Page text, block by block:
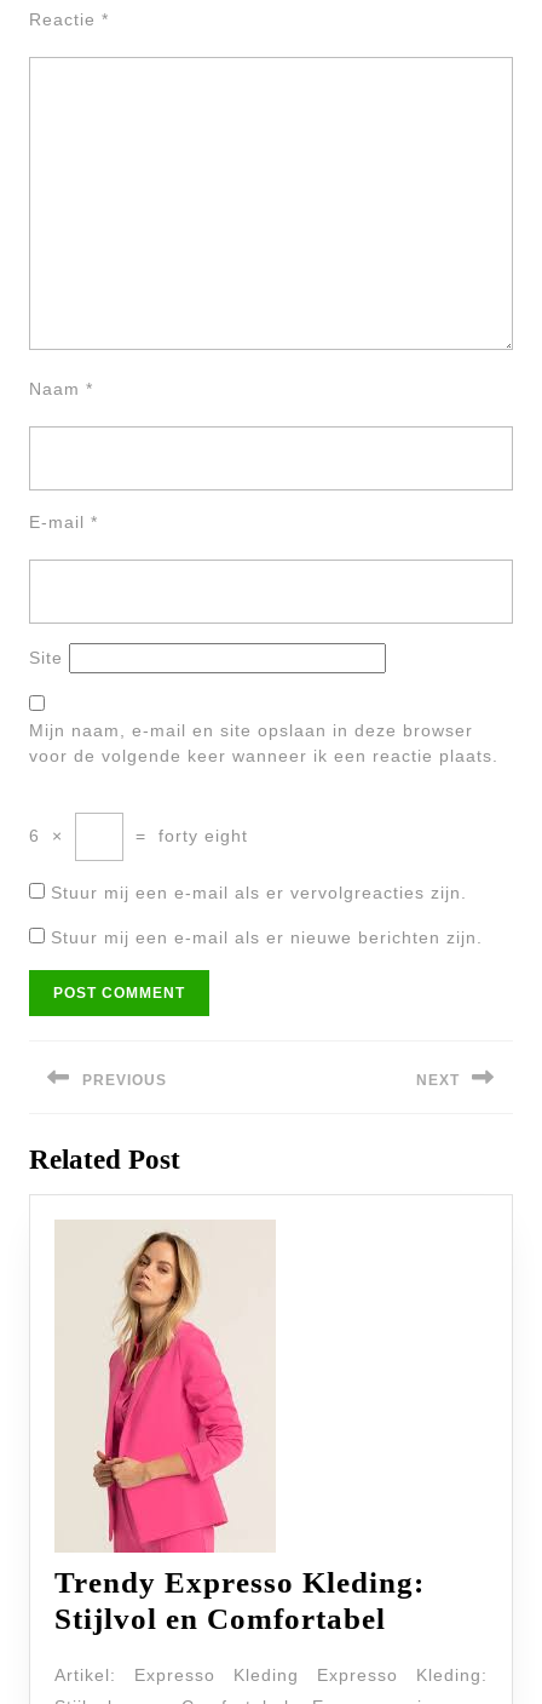
Reactie *
Naam *
E-mail *
Site
Mijn naam, e-mail en site opslaan in deze browser
voor de volgende keer wanneer ik een reactie plaats.
6 × = forty eight
Stuur mij een e-mail als er vervolgreacties zijn.
Stuur mij een e-mail als er nieuwe berichten zijn.
navigatie
PREVIOUS
post:
NEXT
Related Post
Trendy Expresso Kleding:
Stijlvol en Comfortabel
Kleding:
Artikel: Expresso Kleding Expresso Kleding: